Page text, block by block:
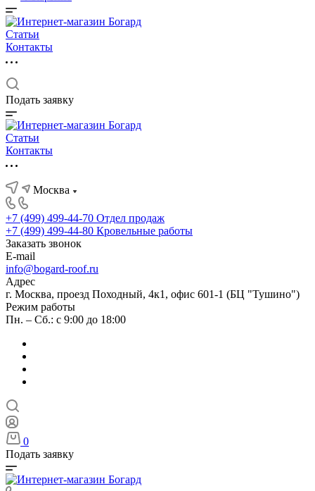
Статьи
Контакты
Подать заявку
Статьи
Контакты
Москва
+7 (499) 499-44-70 Отдел продаж
+7 (499) 499-44-80 Кровельные работы
Заказать звонок
E-mail
info@bogard-roof.ru
Адрес
г. Москва, проезд Походный, 4к1, офис 601-1 (БЦ "Тушино")
Режим работы
Пн. – Сб.: с 9:00 до 18:00
0
Подать заявку